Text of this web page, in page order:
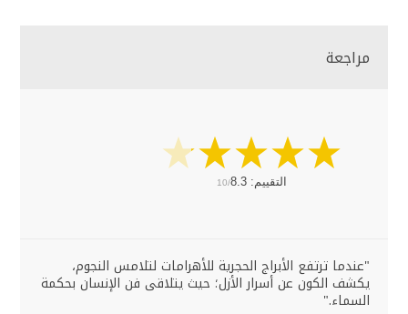
مراجعة
التقييم: 10/8.3
"عندما ترتفع الأبراج الحجرية للأهرامات لتلامس النجوم،
يكشف الكون عن أسرار الأزل؛ حيث يتلاقى فن الإنسان بحكمة
السماء."